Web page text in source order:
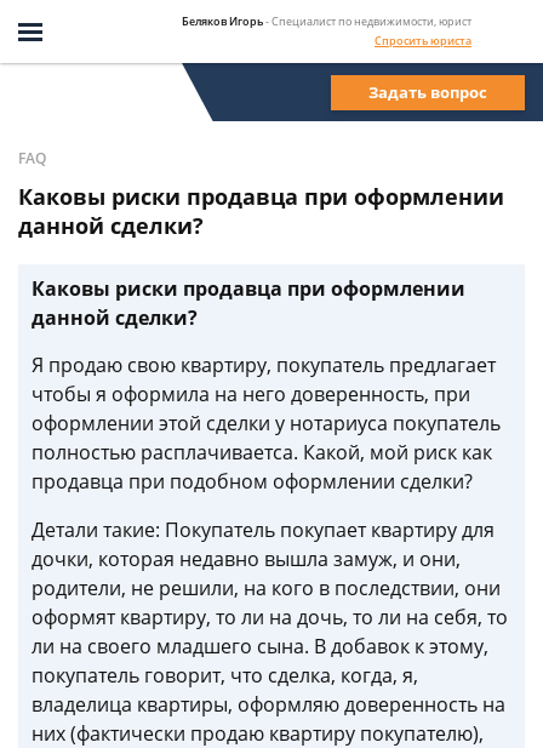
Беляков Игорь- Специалист по недвижимости, юрист
Спросить юриста
Задать вопрос
FAQ
Каковы риски продавца при оформлении
данной сделки?
Каковы риски продавца при оформлении
данной сделки?
Я продаю свою квартиру, покупатель предлагает
чтобы я оформила на него доверенность, при
оформлении этой сделки у нотариуса покупатель
полностью расплачиваетса. Какой, мой риск как
продавца при подобном оформлении сделки?
Детали такие: Покупатель покупает квартиру для
дочки, которая недавно вышла замуж, и они,
родители, не решили, на кого в последствии, они
оформят квартиру, то ли на дочь, то ли на себя, то
ли на своего младшего сына. В добавок к этому,
покупатель говорит, что сделка, когда, я,
владелица квартиры, оформляю доверенность на
них (фактически продаю квартиру покупателю),